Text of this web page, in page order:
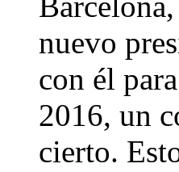
nuevo
con él
2016, un
cierto.